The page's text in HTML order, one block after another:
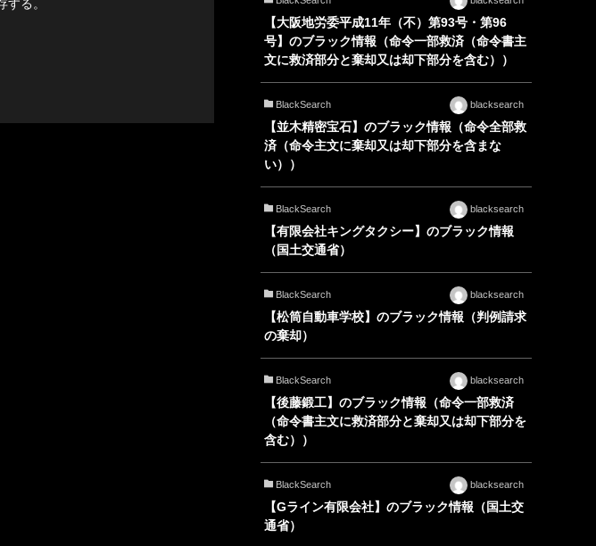
る。
【大阪地労委平成11年（不）第93号・第96
号】のブラック情報（命令一部救済（命令書主
文に救済部分と棄却又は却下部分を含む））
BlackSearch blacksearch
【並木精密宝石】のブラック情報（命令全部救
済（命令主文に棄却又は却下部分を含まな
い））
BlackSearch blacksearch
【有限会社キングタクシー】のブラック情報
（国土交通省）
BlackSearch blacksearch
【松筒自動車学校】のブラック情報（判例請求
の棄却）
BlackSearch blacksearch
【後藤鍛工】のブラック情報（命令一部救済
（命令書主文に救済部分と棄却又は却下部分を
含む））
BlackSearch blacksearch
【Gライン有限会社】のブラック情報（国土交
通省）